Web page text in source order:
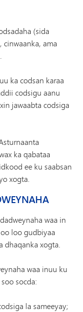
(sida
cinwaanka, ama
ka codsan karaa
codsigu aanu
jawaabta codsiga
ka qabataa
ee ku saabsan
xogta.
waa in
loo gudbiyaa
dhaqanka xogta.
waa inuu ku
socda:
la sameeyay;